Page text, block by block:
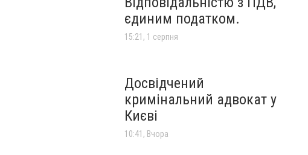
єдиним податком.
15:21, 1 серпня
Досвідчений
кримінальний адвокат у
Києві
10:41, Вчора